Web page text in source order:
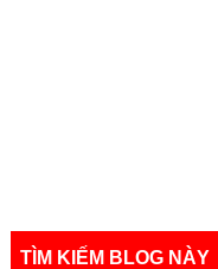
TÌM KIẾM BLOG NÀY